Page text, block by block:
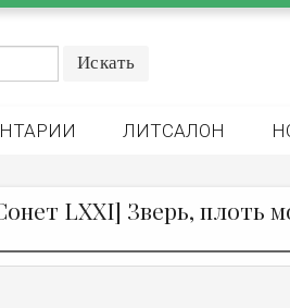
ЛИТСАЛОН
LXXI] Зверь, плоть